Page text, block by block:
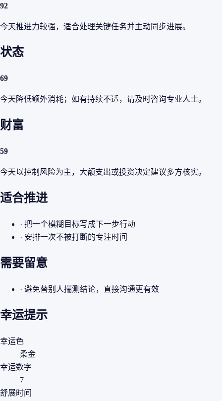
92
今天推进力较强，适合处理关键任务并主动同步进展。
状态
69
今天降低额外消耗；如有持续不适，请及时咨询专业人士。
财富
59
今天以控制风险为主，大额支出或投资决定建议多方核实。
适合推进
· 把一个模糊目标写成下一步行动
· 安排一次不被打断的专注时间
需要留意
· 避免替别人揣测结论，直接沟通更有效
幸运提示
幸运色
柔金
幸运数字
7
舒展时间